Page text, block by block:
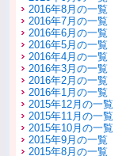
2016年8月の一覧
2016年7月の一覧
2016年6月の一覧
2016年5月の一覧
2016年4月の一覧
2016年3月の一覧
2016年2月の一覧
2016年1月の一覧
2015年12月の一覧
2015年11月の一覧
2015年10月の一覧
2015年9月の一覧
2015年8月の一覧